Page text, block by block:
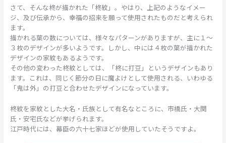
さて、そんな柊が描かれた「柊紋」。やはり、上記のようなイメー
ジ、及び伝承から、幸福の招来を願って使用されたものだと考えられ
ます。
描かれる葉の数については、様々なパターンがありますが、主に１～
３枚のデザインが多いようです。しかし、中には４枚の葉が描かれた
デザインの家紋もあるようです。
その他の変わった柊紋としては、「柊に打豆」というデザインもあり
ます。これは、同じく節分の日に魔よけとして使用される、いわゆる
「鬼は外」の打豆と合わせたデザインになっています。
柊紋を家紋とした大名・氏族として有名なところに、市橋氏・大関
氏・安宅氏などが挙げられます。
江戸時代には、幕臣の六十七家ほどが使用していたそうですよ。